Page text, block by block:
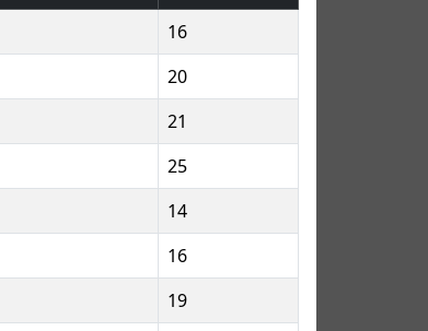
16
20
21
25
14
16
19